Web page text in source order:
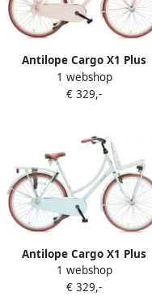
Antilope Cargo X1 Plus
Transportfiets 28 Inch
Dusty Rose
1 webshop
€ 329,-
Antilope Cargo X1 Plus
Transportfiets 28 inch
dames muted grayish blue
1 webshop
€ 329,-